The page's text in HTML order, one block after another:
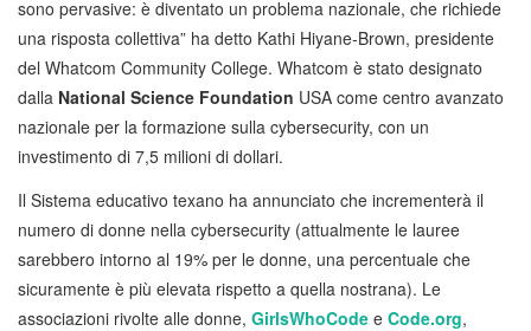
sono pervasive: è diventato un problema nazionale, che richiede
una risposta collettiva” ha detto Kathi Hiyane-Brown, presidente
del Whatcom Community College. Whatcom è stato designato
dalla National Science Foundation USA come centro avanzato
nazionale per la formazione sulla cybersecurity, con un
investimento di 7,5 milioni di dollari.
Il Sistema educativo texano ha annunciato che incrementerà il
numero di donne nella cybersecurity (attualmente le lauree
sarebbero intorno al 19% per le donne, una percentuale che
sicuramente è più elevata rispetto a quella nostrana). Le
associazioni rivolte alle donne, GirlsWhoCode e Code.org,